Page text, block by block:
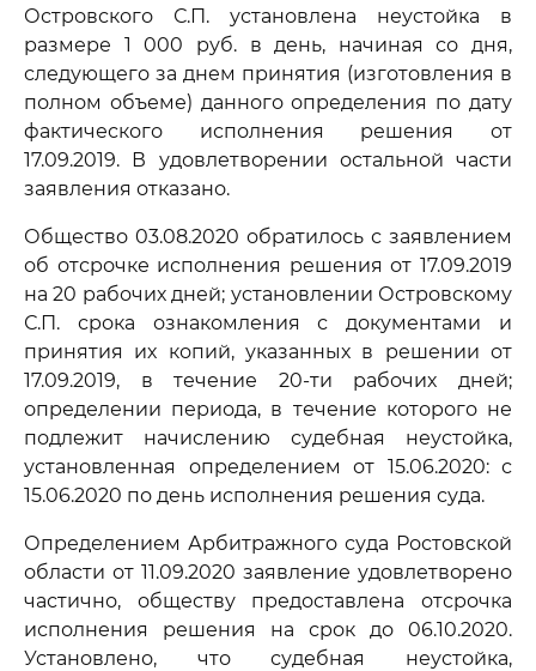
Островского С.П. установлена неустойка в
размере 1 000 руб. в день, начиная со дня,
следующего за днем принятия (изготовления в
полном объеме) данного определения по дату
фактического исполнения решения от
17.09.2019. В удовлетворении остальной части
заявления отказано.
Общество 03.08.2020 обратилось с заявлением
об отсрочке исполнения решения от 17.09.2019
на 20 рабочих дней; установлении Островскому
С.П. срока ознакомления с документами и
принятия их копий, указанных в решении от
17.09.2019, в течение 20-ти рабочих дней;
определении периода, в течение которого не
подлежит начислению судебная неустойка,
установленная определением от 15.06.2020: с
15.06.2020 по день исполнения решения суда.
Определением Арбитражного суда Ростовской
области от 11.09.2020 заявление удовлетворено
частично, обществу предоставлена отсрочка
исполнения решения на срок до 06.10.2020.
Установлено, что судебная неустойка,